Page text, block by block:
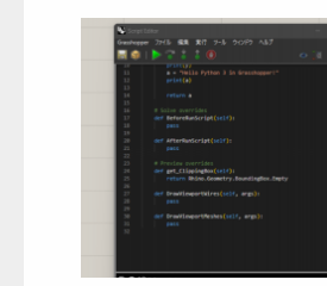
使ってみよう
Category: Grasshopper
Detail